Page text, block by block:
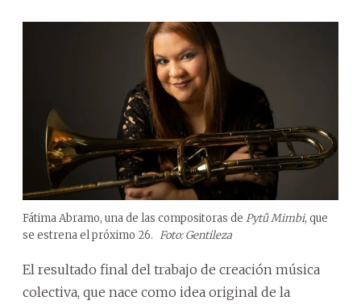
Fátima Abramo, una de las compositoras de Pytû Mimbi, que
se estrena el próximo 26. Foto: Gentileza
El resultado final del trabajo de creación música
colectiva, que nace como idea original de la